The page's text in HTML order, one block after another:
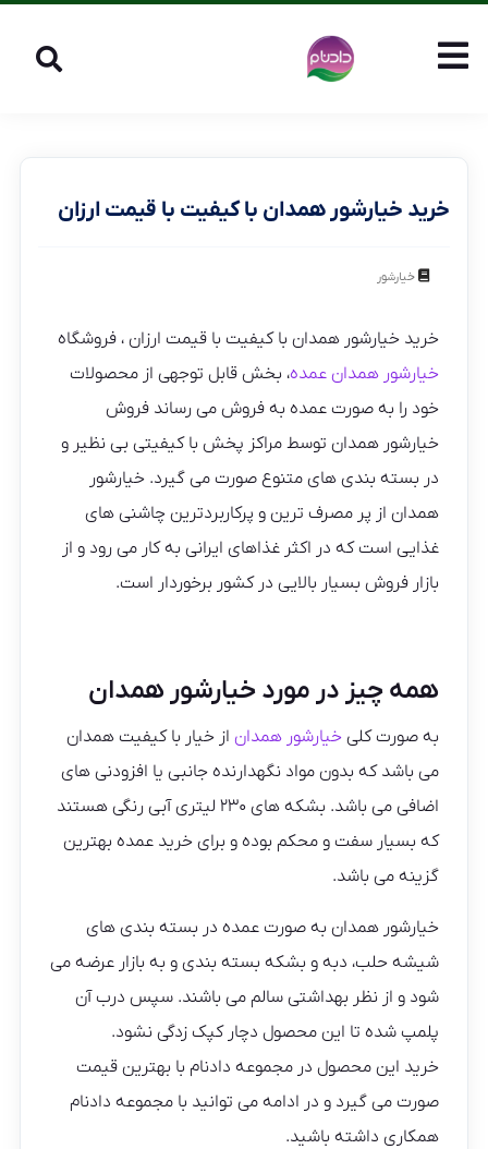
خرید خیارشور همدان با کیفیت با قیمت ارزان
خیارشور
خرید خیارشور همدان با کیفیت با قیمت ارزان ، فروشگاه
خیارشور همدان عمده، بخش قابل توجهی از محصولات
خود را به صورت عمده به فروش می رساند فروش
خیارشور همدان توسط مراکز پخش با کیفیتی بی نظیر و
در بسته بندی های متنوع صورت می گیرد. خیارشور
همدان از پر مصرف ترین و پرکاربردترین چاشنی های
غذایی است که در اکثر غذاهای ایرانی به کار می رود و از
بازار فروش بسیار بالایی در کشور برخوردار است.
همه چیز در مورد خیارشور همدان
به صورت کلیخیارشور همدان از خیار با کیفیت همدان
می باشد که بدون مواد نگهدارنده جانبی یا افزودنی های
اضافی می باشد. بشکه های ۲۳۰ لیتری آبی رنگی هستند
که بسیار سفت و محکم بوده و برای خرید عمده بهترین
گزینه می باشد.
خیارشور همدان به صورت عمده در بسته بندی های
شیشه حلب، دبه و بشکه بسته بندی و به بازار عرضه می
شود و از نظر بهداشتی سالم می باشند. سپس درب آن
پلمپ شده تا این محصول دچار کپک زدگی نشود.
خرید این محصول در مجموعه دادنام با بهترین قیمت
صورت می گیرد و در ادامه می توانید با مجموعه دادنام
همکاری داشته باشید.